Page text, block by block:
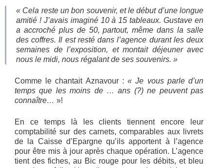
« Cela reste un bon souvenir, et le début d’une longue
amitié ! J’avais imaginé 10 à 15 tableaux. Gustave en
a accroché plus de 50, partout, même dans la salle
des coffres. Il est resté dans l’agence durant les deux
semaines de l’exposition, et montait déjeuner avec
nous le midi, nous régalant de ses souvenirs. »
Comme le chantait Aznavour :« Je vous parle d’un
temps que les moins de … ans (?) ne peuvent pas
connaître… »!
En ce temps là les clients tiennent encore leur
comptabilité sur des carnets, comparables aux livrets
de la Caisse d’Epargne qu’ils apportent à l’agence
pour être mis à jour après chaque opération. L’agence
tient des fiches, au Bic rouge pour les débits, et bleu